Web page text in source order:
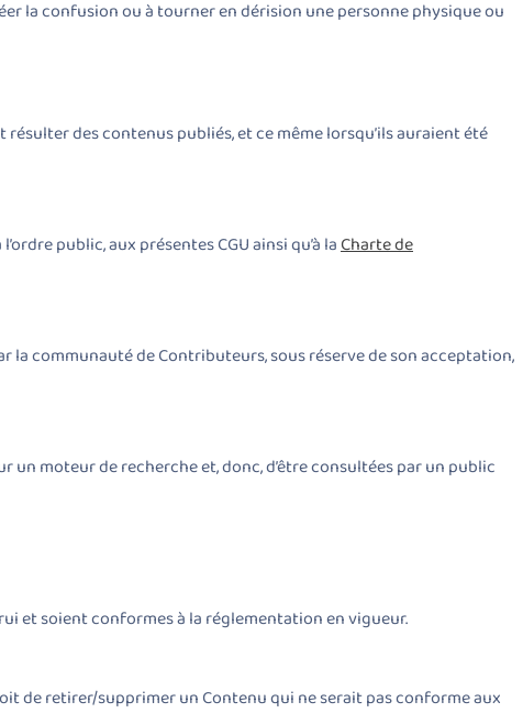
la confusion ou à tourner en dérision une personne physique ou
des contenus publiés, et ce même lorsqu’ils auraient été
public, aux présentes CGU ainsi qu’à laCharte de
communauté de Contributeurs, sous réserve de son acceptation,
moteur de recherche et, donc, d’être consultées par un public
et soient conformes à la réglementation en vigueur.
de retirer/supprimer un Contenu qui ne serait pas conforme aux